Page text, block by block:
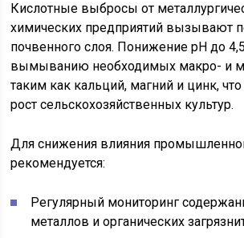
Кислотные выбросы от
химических предприятий вызывают
почвенного слоя. Понижение рН до
вымыванию необходимых макро- и
таким как кальций, магний и цинк,
рост сельскохозяйственных культур.
Для снижения влияния
рекомендуется:
Регулярный мониторинг
металлов и органических